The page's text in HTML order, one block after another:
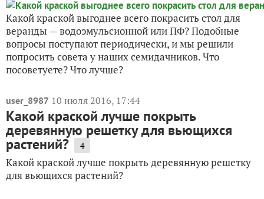
Какой краской выгоднее всего покрасить стол для
веранды — водоэмульсионной или ПФ? Подобные
вопросы поступают периодически, и мы решили
попросить совета у наших семидачников. Что
посоветуете? Что лучше?
user_8987 10 июля 2016, 17:44
Какой краской лучше покрыть
деревянную решетку для вьющихся
растений? 4
Какой краской лучше покрыть деревянную решетку
для вьющихся растений?